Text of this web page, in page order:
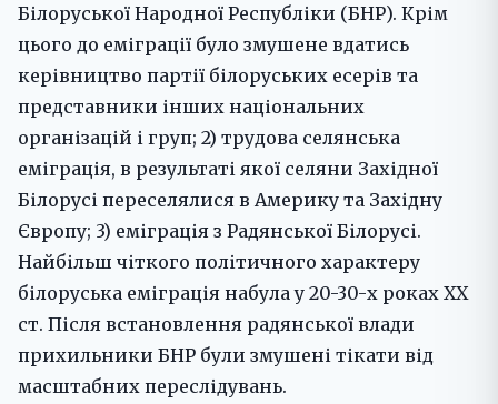
Білоруської Народної Республіки (БНР). Крім
цього до еміграції було змушене вдатись
керівництво партії білоруських есерів та
представники інших національних
організацій і груп; 2) трудова селянська
еміграція, в результаті якої селяни Західної
Білорусі переселялися в Америку та Західну
Європу; 3) еміграція з Радянської Білорусі.
Найбільш чіткого політичного характеру
білоруська еміграція набула у 20-30-х роках ХХ
ст. Після встановлення радянської влади
прихильники БНР були змушені тікати від
масштабних переслідувань.